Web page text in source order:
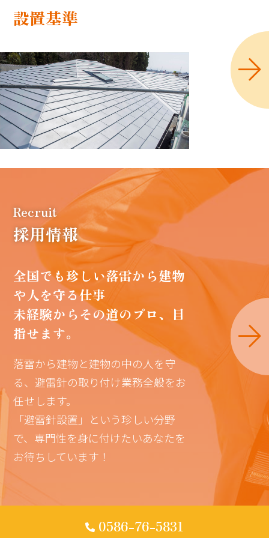
設置基準
採用情報
全国でも珍しい落雷から建物
や人を守る仕事
未経験からその道のプロ、目
指せます。
落雷から建物と建物の中の人を守
る、避雷針の取り付け業務全般をお
任せします。
「避雷針設置」という珍しい分野
で、専門性を身に付けたいあなたを
お待ちしています！
0586-76-5831